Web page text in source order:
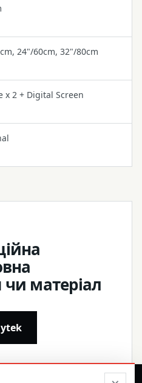
24"/60cm, 32"/80cm
x 2 + Digital Screen
чи матеріал